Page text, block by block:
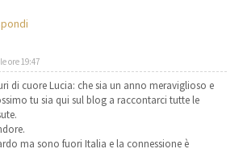
ore 19:47
di cuore Lucia: che sia un anno meraviglioso e
tu sia qui sul blog a raccontarci tutte le
ma sono fuori Italia e la connessione è